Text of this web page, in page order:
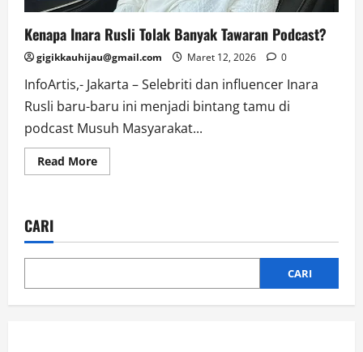
Kenapa Inara Rusli Tolak Banyak Tawaran Podcast?
gigikkauhijau@gmail.com Maret 12, 2026 0
InfoArtis,- Jakarta – Selebriti dan influencer Inara
Rusli baru-baru ini menjadi bintang tamu di
podcast Musuh Masyarakat...
Read MoreRead
more
Banyak
Podcast?
CARI
CARI